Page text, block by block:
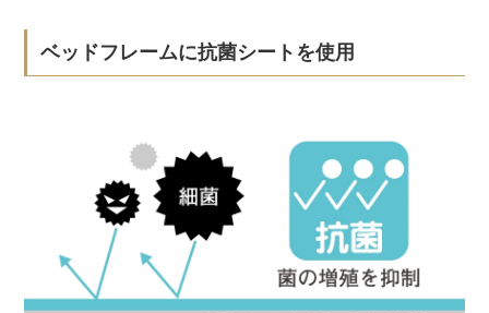
ベッドフレームに抗菌シートを使用